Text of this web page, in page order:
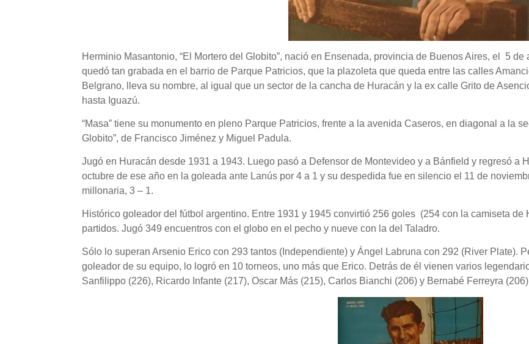
Herminio Masantonio, “El Mortero del Globito”, nació en Ensenada, provincia de Buenos Aires, el 5
quedó tan grabada en el barrio de Parque Patricios, que la plazoleta que queda entre las calles
Belgrano, lleva su nombre, al igual que un sector de la cancha de Huracán y la ex calle Grito de
hasta Iguazú.
“Masa” tiene su monumento en pleno Parque Patricios, frente a la avenida Caseros, en diagonal a la
Globito”, de Francisco Jiménez y Miguel Padula.
Jugó en Huracán desde 1931 a 1943. Luego pasó a Defensor de Montevideo y a Bánfield y regresó a
octubre de ese año en la goleada ante Lanús por 4 a 1 y su despedida fue en silencio el 11 de
millonaria, 3 – 1.
Histórico goleador del fútbol argentino. Entre 1931 y 1945 convirtió 256 goles (254 con la camiseta
partidos. Jugó 349 encuentros con el globo en el pecho y nueve con la del Taladro.
Sólo lo superan Arsenio Erico con 293 tantos (Independiente) y Ángel Labruna con 292 (River Plate).
goleador de su equipo, lo logró en 10 torneos, uno más que Erico. Detrás de él vienen varios
Sanfilippo (226), Ricardo Infante (217), Oscar Más (215), Carlos Bianchi (206) y Bernabé Ferreyra